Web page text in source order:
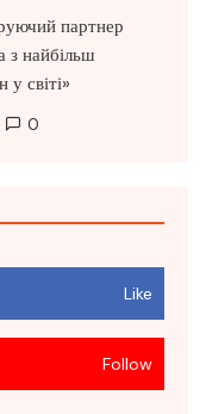
партнер
з найбільш
у світі»
0
Like
Follow